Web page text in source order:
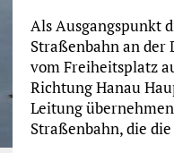
Als Ausgangspunkt
Straßenbahn an der
vom Freiheitsplatz
Richtung Hanau
Leitung
Straßenbahn, die